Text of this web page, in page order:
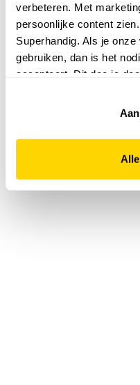
verbeteren. Met
persoonlijke content
Superhandig. Als je
gebruiken, dan is het
accepteert. Dit doe je
website niet optimaal